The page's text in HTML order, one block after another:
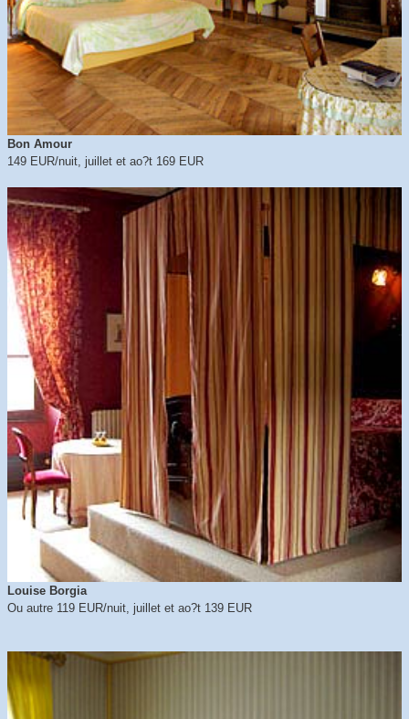
Bon Amour
149 EUR/nuit, juillet et ao?t 169 EUR
Louise Borgia
Ou autre 119 EUR/nuit, juillet et ao?t 139 EUR